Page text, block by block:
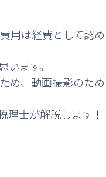
用は経費として認め
ます。
め、動画撮影のた
理士が解説します！